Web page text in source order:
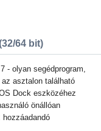
64 bit)
- olyan segédprogram,
asztalon található
Dock eszközéhez
önállóan